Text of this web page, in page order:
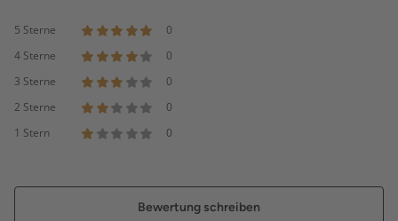
5 Sterne
0
4 Sterne
0
3 Sterne
0
2 Sterne
0
1 Stern
0
Bewertung schreiben